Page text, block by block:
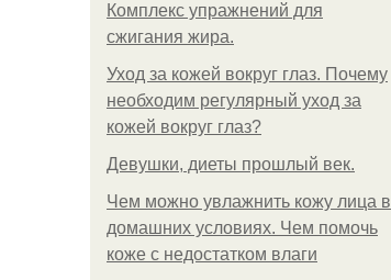
Комплекс упражнений для
сжигания жира.
Уход за кожей вокруг глаз. Почему
необходим регулярный уход за
кожей вокруг глаз?
Девушки, диеты прошлый век.
Чем можно увлажнить кожу лица в
домашних условиях. Чем помочь
коже с недостатком влаги